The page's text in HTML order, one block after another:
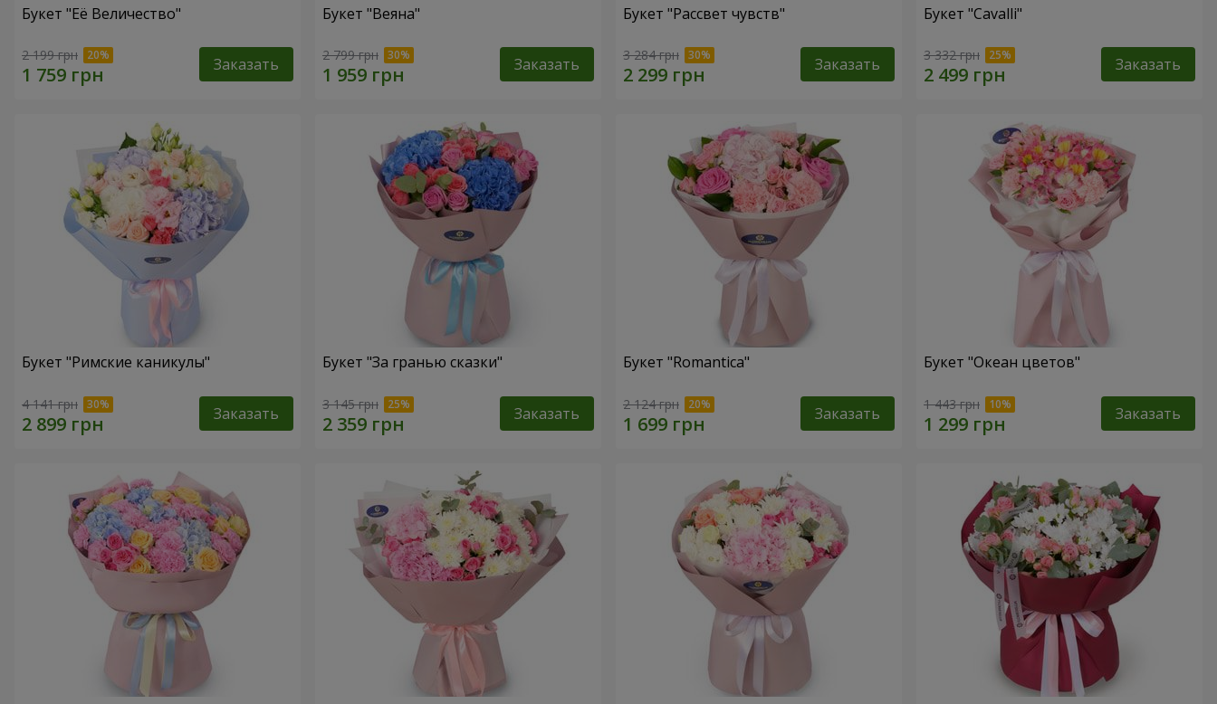
Букет "Её Величество"
2 199 грн Заказать
Букет "Веяна"
2 799 грн Заказать
Букет "Рассвет чувств"
3 284 грн Заказать
Букет "Cаvalli"
3 332 грн Заказать
Букет "Римские каникулы"
4 141 грн Заказать
Букет "За гранью сказки"
3 145 грн Заказать
Букет "Romantica"
2 124 грн Заказать
Букет "Океан цветов"
1 443 грн Заказать